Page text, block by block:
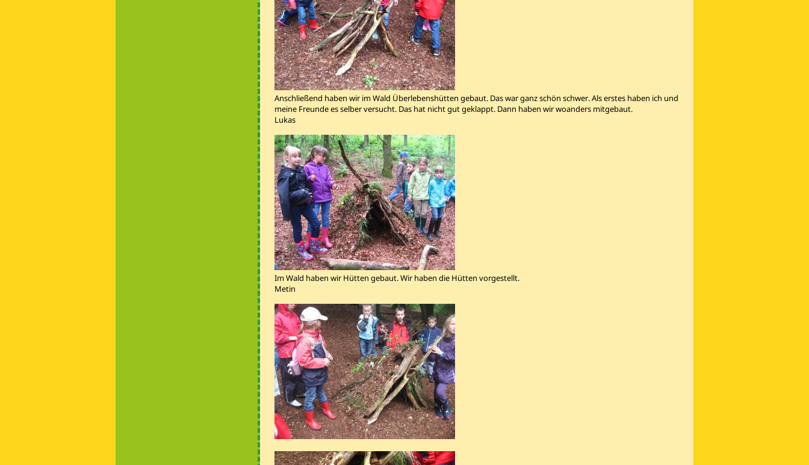
Anschließend haben wir im Wald Überlebenshütten gebaut. Das war ganz schön schwer. Als erstes haben ich und
meine Freunde es selber versucht. Das hat nicht gut geklappt. Dann haben wir woanders mitgebaut.
Lukas
Im Wald haben wir Hütten gebaut. Wir haben die Hütten vorgestellt.
Metin